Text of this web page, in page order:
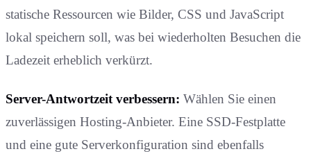
statische Ressourcen wie Bilder, CSS und JavaScript
lokal speichern soll, was bei wiederholten Besuchen die
Ladezeit erheblich verkürzt.
Server-Antwortzeit verbessern: Wählen Sie einen
zuverlässigen Hosting-Anbieter. Eine SSD-Festplatte
und eine gute Serverkonfiguration sind ebenfalls